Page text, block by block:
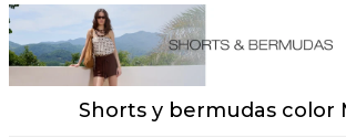
Shorts y bermudas color